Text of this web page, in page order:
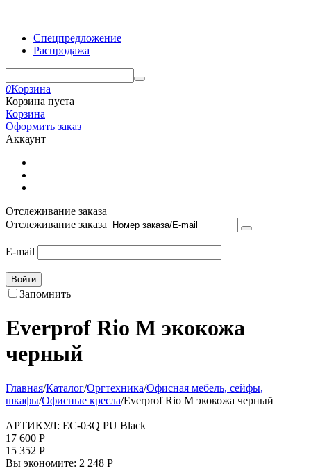
Спецпредложение
Распродажа
0Корзина
Корзина пуста
Корзина
Оформить заказ
Аккаунт
Отслеживание заказа
Отслеживание заказа
E-mail
Войти
Запомнить
Everprof Rio M экокожа
черный
Главная/Каталог/Оргтехника/Офисная мебель, сейфы,
шкафы/Офисные кресла/Everprof Rio M экокожа черный
АРТИКУЛ: EC-03Q PU Black
17 600 Р
15 352 Р
Вы экономите: 2 248 Р